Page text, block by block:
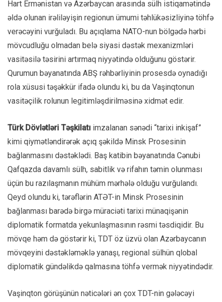
Hart Ermənistan və Azərbaycan arasında sülh istiqamətində
əldə olunan irəliləyişin regionun ümumi təhlükəsizliyinə töhfə
verəcəyini vurğuladı. Bu açıqlama NATO-nun bölgədə hərbi
mövcudluğu olmadan belə siyasi dəstək mexanizmləri
vasitəsilə təsirini artırmaq niyyətində olduğunu göstərir.
Qurumun bəyanatında ABŞ rəhbərliyinin prosesdə oynadığı
rola xüsusi təşəkkür ifadə olundu ki, bu da Vaşinqtonun
vasitəçilik rolunun legitimləşdirilməsinə xidmət edir.
Türk Dövlətləri Təşkilatı imzalanan sənədi “tarixi inkişaf”
kimi qiymətləndirərək açıq şəkildə Minsk Prosesinin
bağlanmasını dəstəklədi. Baş katibin bəyanatında Cənubi
Qafqazda davamlı sülh, sabitlik və rifahın təmin olunması
üçün bu razılaşmanın mühüm mərhələ olduğu vurğulandı.
Qeyd olundu ki, tərəflərin ATƏT-in Minsk Prosesinin
bağlanması barədə birgə müraciəti tarixi münaqişənin
diplomatik formatda yekunlaşmasının rəsmi təsdiqidir. Bu
mövqe həm də göstərir ki, TDT öz üzvü olan Azərbaycanın
mövqeyini dəstəkləməklə yanaşı, regional sülhün qlobal
diplomatik gündəlikdə qalmasına töhfə vermək niyyətindədir.
Vaşinqton görüşünün nəticələri ən çox TDT-nin gələcəyi